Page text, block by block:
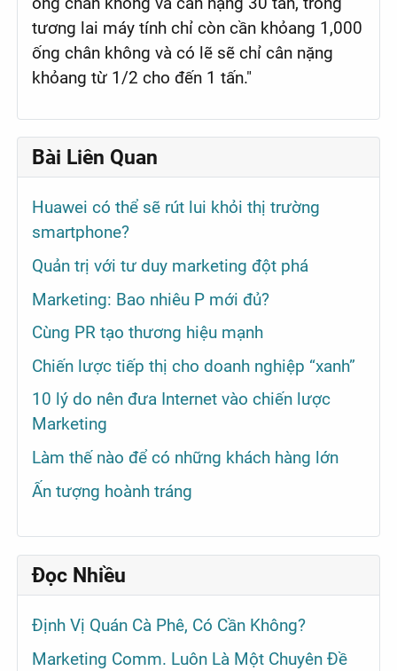
tương lai máy tính chỉ còn cần khỏang 1,000
ống chân không và có lẽ sẽ chỉ cân nặng
khỏang từ 1/2 cho đến 1 tấn."
Bài Liên Quan
Huawei có thể sẽ rút lui khỏi thị trường
smartphone?
Quản trị với tư duy marketing đột phá
Marketing: Bao nhiêu P mới đủ?
Cùng PR tạo thương hiệu mạnh
Chiến lược tiếp thị cho doanh nghiệp “xanh”
10 lý do nên đưa Internet vào chiến lược
Marketing
Làm thế nào để có những khách hàng lớn
Ấn tượng hoành tráng
Đọc Nhiều
Định Vị Quán Cà Phê, Có Cần Không?
Marketing Comm. Luôn Là Một Chuyên Đề